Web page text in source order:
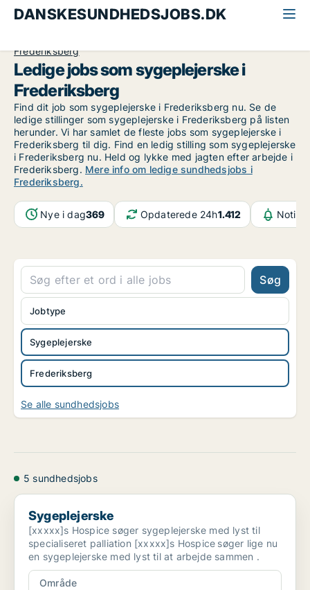
DANSKESUNDHEDSJOBS.DK
Frederiksberg
Ledige jobs som sygeplejerske i
Frederiksberg
Find dit job som sygeplejerske i Frederiksberg nu. Se de
ledige stillinger som sygeplejerske i Frederiksberg på listen
herunder. Vi har samlet de fleste jobs som sygeplejerske i
Frederiksberg til dig. Find en ledig stilling som sygeplejerske
i Frederiksberg nu. Held og lykke med jagten efter arbejde i
Frederiksberg. Mere info om ledige sundhedsjobs i
Frederiksberg.
Nye i dag369 Opdaterede 24h1.412
Søg
Sygeplejerske
Frederiksberg
Jobtype
Se alle sundhedsjobs
5 sundhedsjobs
Sygeplejerske
Sygeplejerske
[xxxxx]s Hospice søger sygeplejerske med lyst til
specialiseret palliation [xxxxx]s Hospice søger lige nu
en sygeplejerske med lyst til at arbejde sammen .
Område